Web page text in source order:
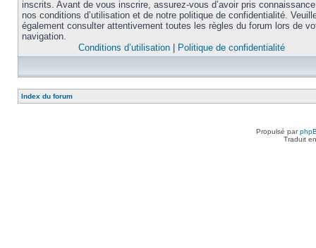
inscrits. Avant de vous inscrire, assurez-vous d’avoir pris
nos conditions d’utilisation et de notre politique de confidentialité.
également consulter attentivement toutes les règles du forum lors de
navigation.
Conditions d’utilisation
Politique de confidentialité
Index du forum
Propulsé par
Traduit